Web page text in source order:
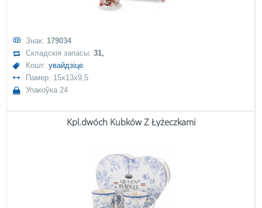
Знак: 179034
Складскія запасы:31,
Кошт:увайдзіце
Памер: 15x13x9,5
Упакоўка 24
Kpl.dwóch Kubków Z Łyżeczkami